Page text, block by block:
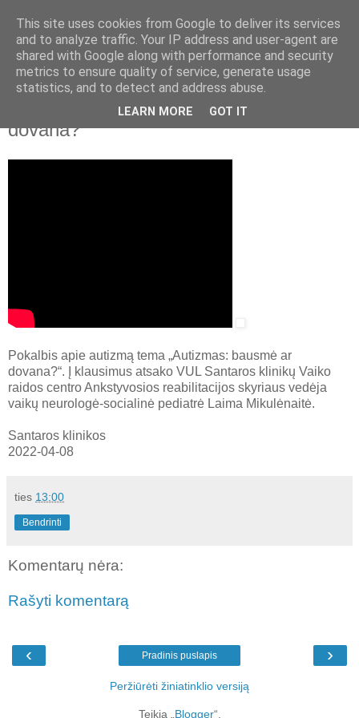
2022 m. balandžio 8 d., penktadienis
Santaros klinikos. Autizmas: bausmė ar
dovana?
Pokalbis apie autizmą tema „Autizmas: bausmė ar
dovana?“. Į klausimus atsako VUL Santaros klinikų Vaiko
raidos centro Ankstyvosios reabilitacijos skyriaus vedėja
vaikų neurologė-socialinė pediatrė Laima Mikulėnaitė.
Santaros klinikos
2022-04-08
ties 13:00
Bendrinti
Komentarų nėra:
Rašyti komentarą
‹ ›
Pradinis puslapis
Peržiūrėti žiniatinklio versiją
Teikia „Blogger“.
This site uses cookies from Google to deliver its services
and to analyze traffic. Your IP address and user-agent are
shared with Google along with performance and security
metrics to ensure quality of service, generate usage
statistics, and to detect and address abuse.
LEARN MORE GOT IT